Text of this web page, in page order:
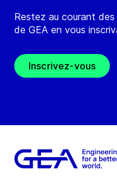
Restez au courant
de GEA en vous
Inscrivez-vous